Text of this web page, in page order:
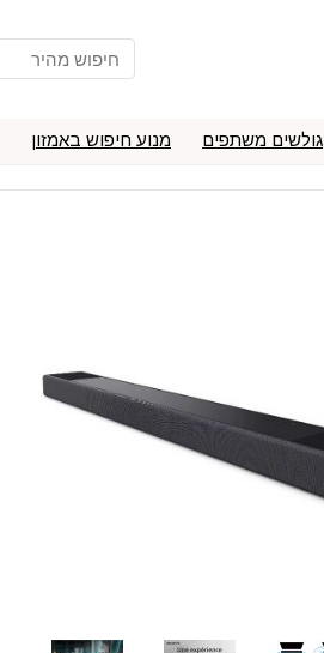
גולשים משתפים מנוע חיפוש באמזון